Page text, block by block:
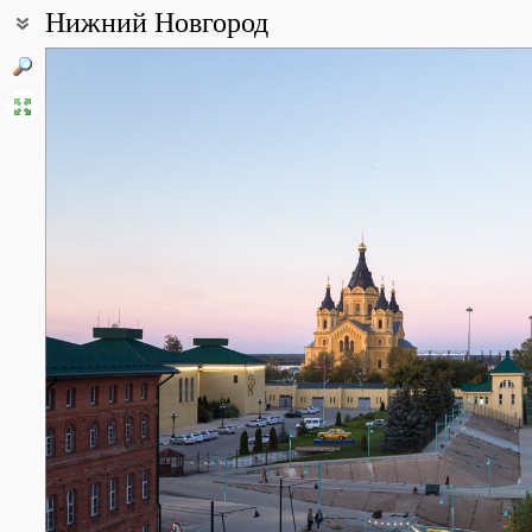
Нижний Новгород
Координаты:
Европейской части России – рек Волги и Оки. Волга
части: нагорную – верхнюю, на Дятловых горах, и заречную –
берегов, по весне реки затопляли огромные площади на
Площадь города по разным данным 410,68 – 466,5 км².
30 км. На территории города находится 33 озера и 12 рек.
Канавинском районе, площадь его водной поверхности – 13,6 га.
Высота нагорной части от 100 до 200 м над уровнем моря.
Исторически понятие «Нижний Новгород» относилось только
между Окой и Волгой. На этих холмах (Дятловых горах) в 1500
не был взят ни разу за всю свою историю. В 1612 году в
князем Пожарским было организовано народное ополчение
времени Нагорная часть является наиболее благоустроенной
Однако в XIX веке началось освоение и территорий за Окой: на
Нижегородская ярмарка, крупнейшая в России, а также в 1862
увеличивший торговый оборот ярмарки. В 1896 году в городе